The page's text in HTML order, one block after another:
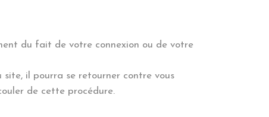
du fait de votre connexion ou de votre
il pourra se retourner contre vous
de cette procédure.